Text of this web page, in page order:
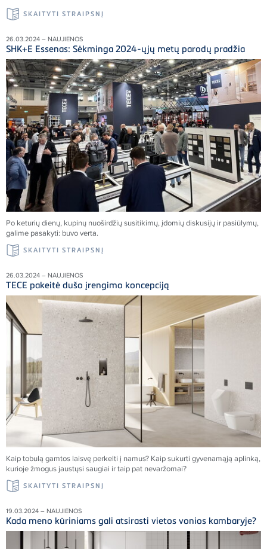
SKAITYTI STRAIPSNĮ
26.03.2024 – NAUJIENOS
SHK+E Essenas: Sėkminga 2024-ųjų metų parodų pradžia
Po keturių dienų, kupinų nuoširdžių susitikimų, įdomių diskusijų ir pasiūlymų,
galime pasakyti: buvo verta.
SKAITYTI STRAIPSNĮ
26.03.2024 – NAUJIENOS
TECE pakeitė dušo įrengimo koncepciją
Kaip tobulą gamtos laisvę perkelti į namus? Kaip sukurti gyvenamąją aplinką,
kurioje žmogus jaustųsi saugiai ir taip pat nevaržomai?
SKAITYTI STRAIPSNĮ
19.03.2024 – NAUJIENOS
Kada meno kūriniams gali atsirasti vietos vonios kambaryje?